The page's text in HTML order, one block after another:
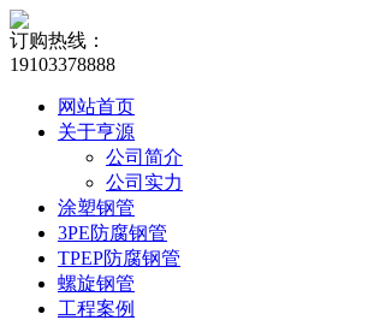
订购热线：
19103378888
网站首页
关于亨源
公司简介
公司实力
涂塑钢管
3PE防腐钢管
TPEP防腐钢管
螺旋钢管
工程案例